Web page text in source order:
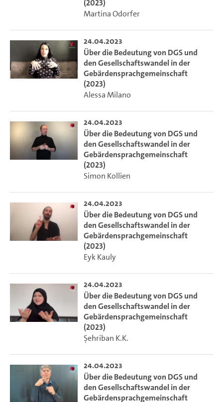
(2023)
Martina Odorfer
24.04.2023
Über die Bedeutung von DGS und
den Gesellschaftswandel in der
Gebärdensprachgemeinschaft
(2023)
Alessa Milano
24.04.2023
Über die Bedeutung von DGS und
den Gesellschaftswandel in der
Gebärdensprachgemeinschaft
(2023)
Simon Kollien
24.04.2023
Über die Bedeutung von DGS und
den Gesellschaftswandel in der
Gebärdensprachgemeinschaft
(2023)
Eyk Kauly
24.04.2023
Über die Bedeutung von DGS und
den Gesellschaftswandel in der
Gebärdensprachgemeinschaft
(2023)
Şehriban K.K.
24.04.2023
Über die Bedeutung von DGS und
den Gesellschaftswandel in der
Gebärdensprachgemeinschaft